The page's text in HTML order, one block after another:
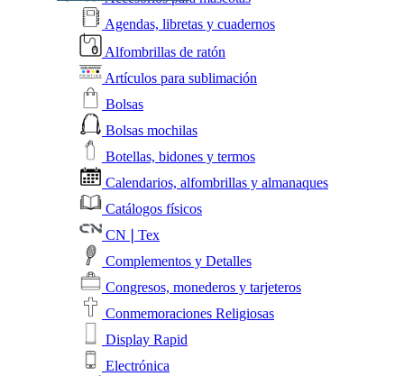
Agendas, libretas y cuadernos
Alfombrillas de ratón
Artículos para sublimación
Bolsas
Bolsas mochilas
Botellas, bidones y termos
Calendarios, alfombrillas y almanaques
Catálogos físicos
CN❘Tex
Complementos y Detalles
Congresos, monederos y tarjeteros
Conmemoraciones Religiosas
Display Rapid
Electrónica